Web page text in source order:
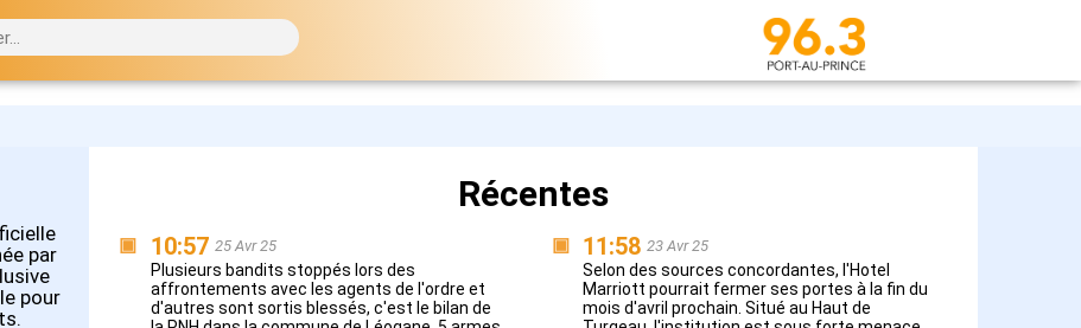
par
pour
Récentes
▣ 10:57 25 Avr 25
Plusieurs bandits stoppés lors des
affrontements avec les agents de l'ordre et
d'autres sont sortis blessés, c'est le bilan de
▣ 11:58 23 Avr 25
Selon des sources concordantes, l'Hotel
Marriott pourrait fermer ses portes à la fin du
mois d'avril prochain. Situé au Haut de